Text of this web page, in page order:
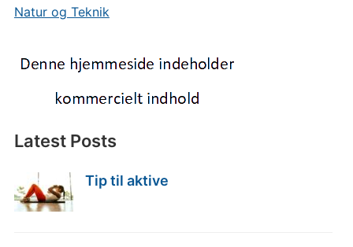
Natur og Teknik
Latest Posts
Tip til aktive